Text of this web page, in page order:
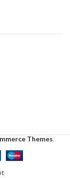
Themes.